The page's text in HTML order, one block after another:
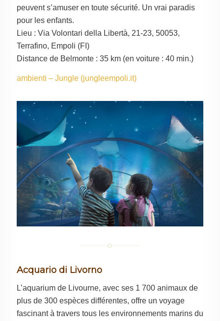
peuvent s’amuser en toute sécurité. Un vrai paradis
pour les enfants.
Lieu : Via Volontari della Libertà, 21-23, 50053,
Terrafino, Empoli (FI)
Distance de Belmonte : 35 km (en voiture : 40 min.)
ambienti – Jungle (jungleempoli.it)
Acquario di Livorno
L’aquarium de Livourne, avec ses 1 700 animaux de
plus de 300 espèces différentes, offre un voyage
fascinant à travers tous les environnements marins du